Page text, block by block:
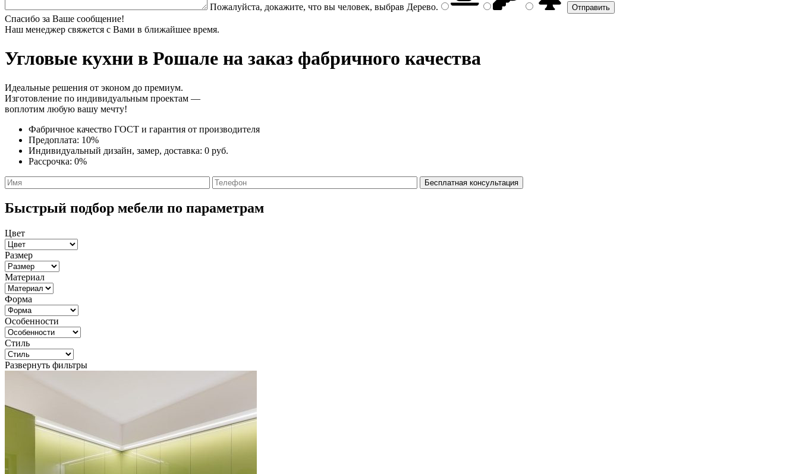
Пожалуйста, докажите, что вы человек, выбрав Дерево.
Спасибо за Ваше сообщение!
Наш менеджер свяжется с Вами в ближайшее время.
Угловые кухни в Рошале на заказ фабричного качества
Идеальные решения от эконом до премиум.
Изготовление по индивидуальным проектам —
воплотим любую вашу мечту!
Фабричное качество ГОСТ и гарантия от производителя
Предоплата: 10%
Индивидуальный дизайн, замер, доставка: 0 руб.
Рассрочка: 0%
Быстрый подбор мебели по параметрам
Цвет
Размер
Материал
Форма
Особенности
Стиль
Развернуть фильтры